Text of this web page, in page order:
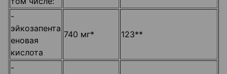
-
эйкозапента
еновая
кислота
740 мг* 123**
-